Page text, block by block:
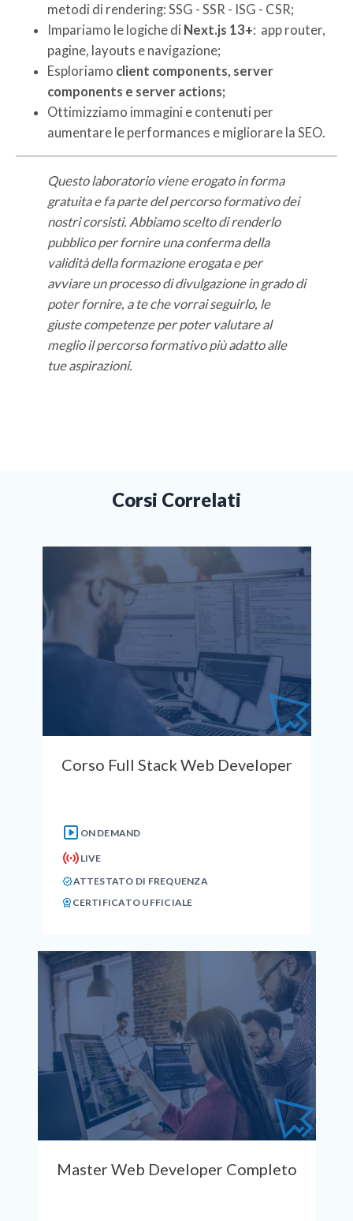
metodi di rendering: SSG - SSR - ISG - CSR;
Impariamo le logiche di Next.js 13+: app router,
pagine, layouts e navigazione;
Esploriamo client components, server
components e server actions;
Ottimizziamo immagini e contenuti per
aumentare le performances e migliorare la SEO.
Questo laboratorio viene erogato in forma
gratuita e fa parte del percorso formativo dei
nostri corsisti. Abbiamo scelto di renderlo
pubblico per fornire una conferma della
validità della formazione erogata e per
avviare un processo di divulgazione in grado di
poter fornire, a te che vorrai seguirlo, le
giuste competenze per poter valutare al
meglio il percorso formativo più adatto alle
tue aspirazioni.
Corsi Correlati
Corso Full Stack Web Developer
ON DEMAND
LIVE
ATTESTATO DI FREQUENZA
CERTIFICATO UFFICIALE
Master Web Developer Completo